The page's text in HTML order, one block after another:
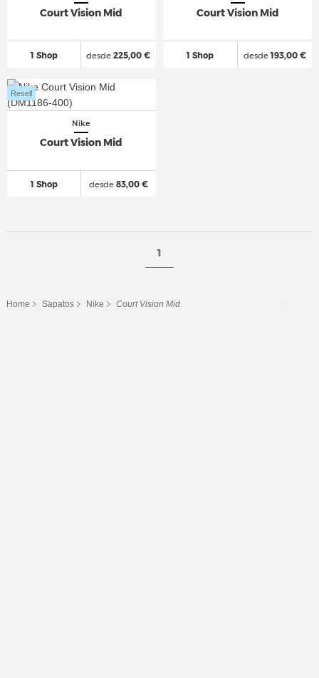
Court Vision Mid
1 Shop desde 225,00 €
Court Vision Mid
1 Shop desde193,00 €
Nike
Court Vision Mid
1 Shop
Resell
desde83,00 €
1
Home Sapatos Nike Court Vision Mid